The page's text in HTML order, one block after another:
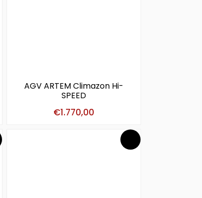
AGV ARTEM Climazon Hi-
SPEED
€1.770,00